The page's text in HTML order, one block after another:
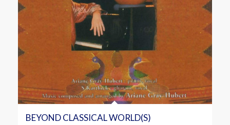
BEYOND CLASSICAL WORLD(S)